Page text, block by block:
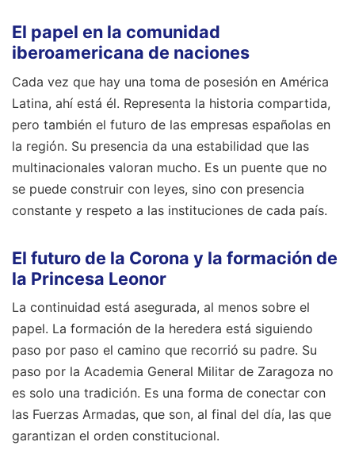
El papel en la comunidad
iberoamericana de naciones
Cada vez que hay una toma de posesión en América
Latina, ahí está él. Representa la historia compartida,
pero también el futuro de las empresas españolas en
la región. Su presencia da una estabilidad que las
multinacionales valoran mucho. Es un puente que no
se puede construir con leyes, sino con presencia
constante y respeto a las instituciones de cada país.
El futuro de la Corona y la formación de
la Princesa Leonor
La continuidad está asegurada, al menos sobre el
papel. La formación de la heredera está siguiendo
paso por paso el camino que recorrió su padre. Su
paso por la Academia General Militar de Zaragoza no
es solo una tradición. Es una forma de conectar con
las Fuerzas Armadas, que son, al final del día, las que
garantizan el orden constitucional.